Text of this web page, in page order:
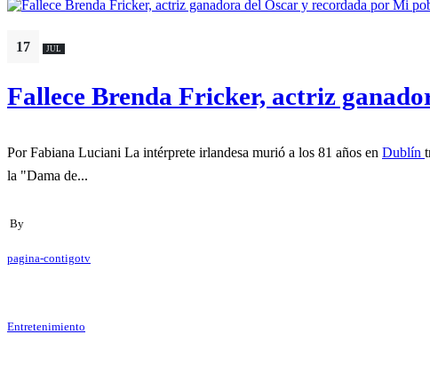
17 JUL
Fallece Brenda Fricker, actriz
Por Fabiana Luciani La intérprete irlandesa murió a los 81 años en Dublín
la "Dama de...
By
pagina-contigotv
Entretenimiento